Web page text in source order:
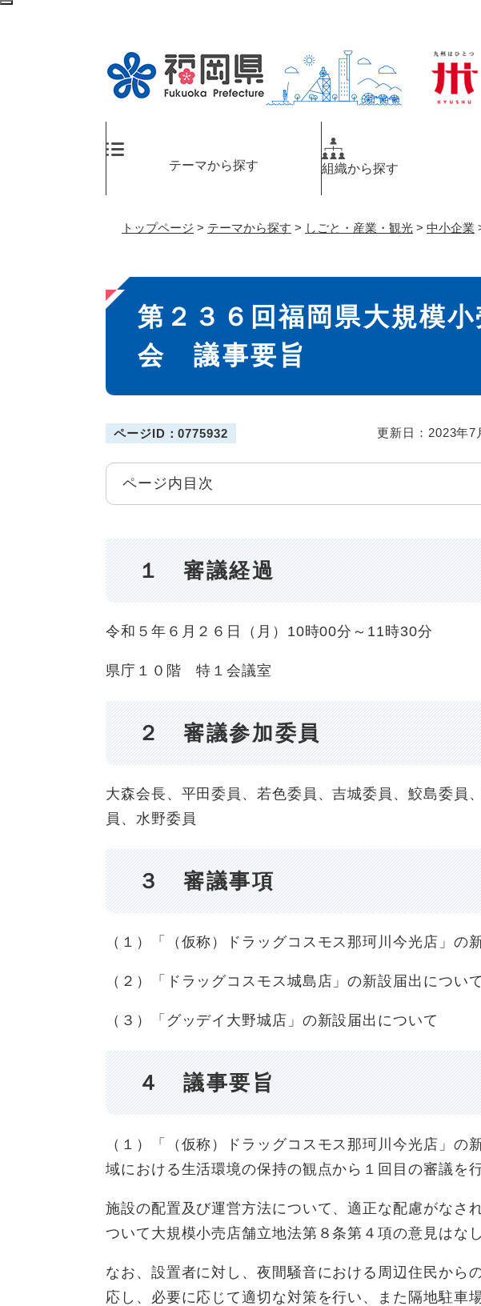
ペ
テーマから探す 組織から探す
トップページ > テーマから探す > しごと・産業・観光 > 中小企業
本
文
第２３６回福岡県大規模
会 議事要旨
ページID：0775932 更新日：2023年7
ページ内目次
１ 審議経過
令和５年６月２６日（月）10時00分～11時30分
県庁１０階 特１会議室
２ 審議参加委員
大森会長、平田委員、若色委員、吉城委員、鮫島委員
員、水野委員
３ 審議事項
（１）「（仮称）ドラッグコスモス那珂川今光店」の
（２）「ドラッグコスモス城島店」の新設届出について
（３）「グッデイ大野城店」の新設届出について
４ 議事要旨
（１）「（仮称）ドラッグコスモス那珂川今光店」の
域における生活環境の保持の観点から１回目の審議を行
施設の配置及び運営方法について、適正な配慮がなさ
ついて大規模小売店舗立地法第８条第４項の意見はな
なお、設置者に対し、夜間騒音における周辺住民から
応し、必要に応じて適切な対策を行い、また隔地駐車